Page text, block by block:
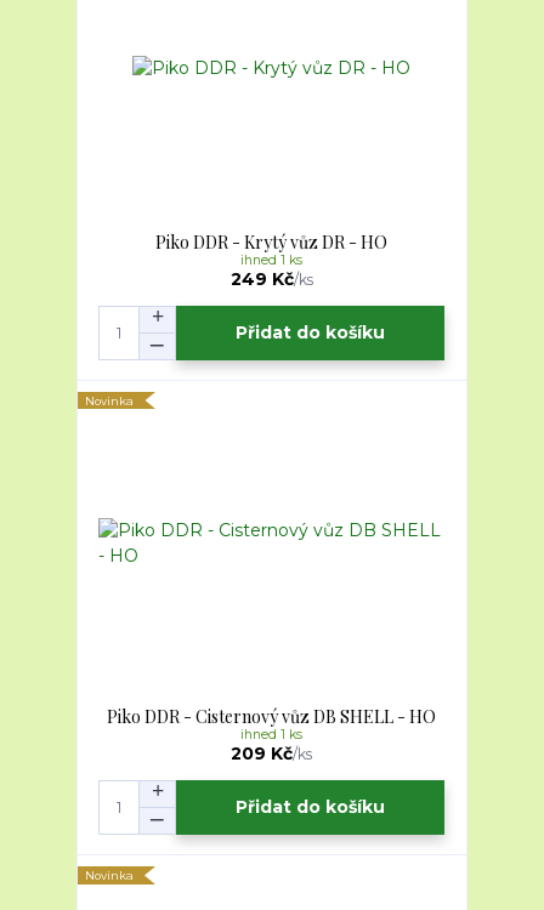
Piko DDR - Krytý vůz DR - HO
249 Kč/ks
ihned 1 ks
Přidat do košíku
Novinka
Piko DDR - Cisternový vůz DB SHELL - HO
209 Kč/ks
ihned 1 ks
Přidat do košíku
Novinka